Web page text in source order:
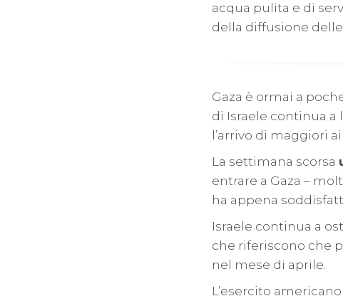
acqua pulita e di
della diffusione
Gaza è ormai a
di Israele continua
l’arrivo di maggiori
La settimana scorsa
entrare a Gaza –
ha appena
Israele continua a
che riferiscono che
nel mese di aprile.
L’esercito